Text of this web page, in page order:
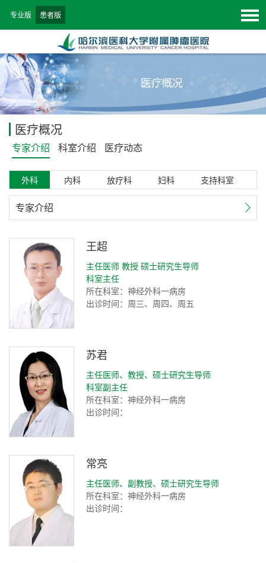
专业版 患者版
医疗概况
专家介绍 科室介绍 医疗动态
外科 内科 放疗科 妇科 支持科室
专家介绍
王超
主任医师 教授 硕士研究生导师
科室主任
所在科室：神经外科一病房
出诊时间：周三、周四、周五
苏君
主任医师、教授、硕士研究生导师
科室副主任
所在科室：神经外科一病房
出诊时间：
常亮
主任医师、副教授、硕士研究生导师
所在科室：神经外科一病房
出诊时间：